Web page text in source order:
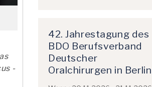
-
42. Jahrestagung des
BDO Berufsverband
Deutscher
Oralchirurgen in Berlin